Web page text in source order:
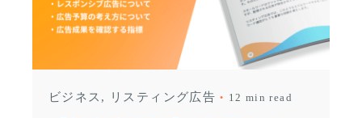
ビジネス リスティング広告 12 min read